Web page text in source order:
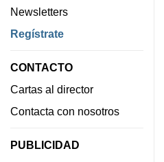
Newsletters
Regístrate
CONTACTO
Cartas al director
Contacta con nosotros
PUBLICIDAD